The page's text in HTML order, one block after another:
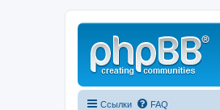
Ссылки FAQ